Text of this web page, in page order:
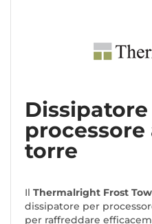
torre
Il Thermalright Frost
dissipatore per
per raffreddare